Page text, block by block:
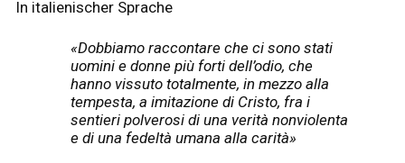
In italienischer Sprache
«Dobbiamo raccontare che ci sono stati
uomini e donne più forti dell’odio, che
hanno vissuto totalmente, in mezzo alla
tempesta, a imitazione di Cristo, fra i
sentieri polverosi di una verità nonviolenta
e di una fedeltà umana alla carità»